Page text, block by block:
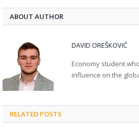
ABOUT AUTHOR
DAVID OREŠKOVIĆ
Economy student
influence on the
RELATED POSTS